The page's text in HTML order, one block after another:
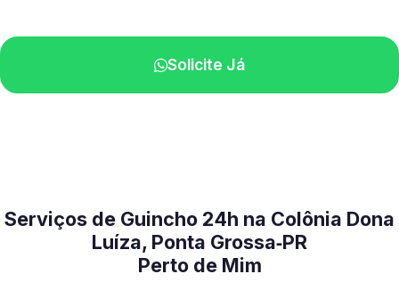
Solicite Já
Serviços de Guincho 24h na Colônia Dona
Luíza, Ponta Grossa‑PR
Perto de Mim